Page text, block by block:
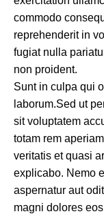
commodo
reprehenderit in
fugiat nulla
non proident.
Sunt in culpa qui
laborum.Sed ut
sit voluptatem
totam rem
veritatis et quasi
explicabo. Nemo
aspernatur aut
magni dolores